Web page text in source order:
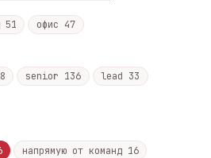
51 офис 47
senior 136 lead 33
напрямую от команд 16